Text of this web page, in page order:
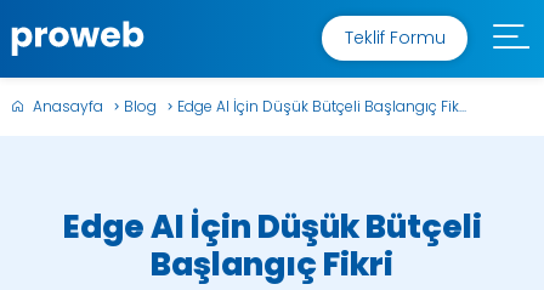
Teklif Formu
Anasayfa Blog Edge AI İçin Düşük Bütçeli Başlangıç Fik...
Edge AI İçin Düşük Bütçeli
Başlangıç Fikri